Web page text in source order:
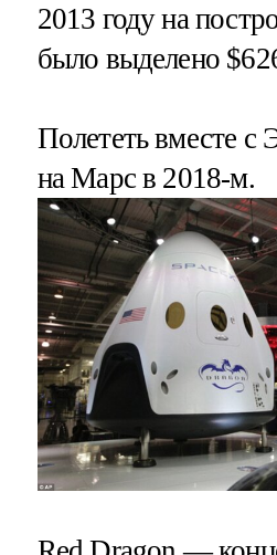
2013 году на
было выделено
Полететь вместе
на Марс в 2018-м.